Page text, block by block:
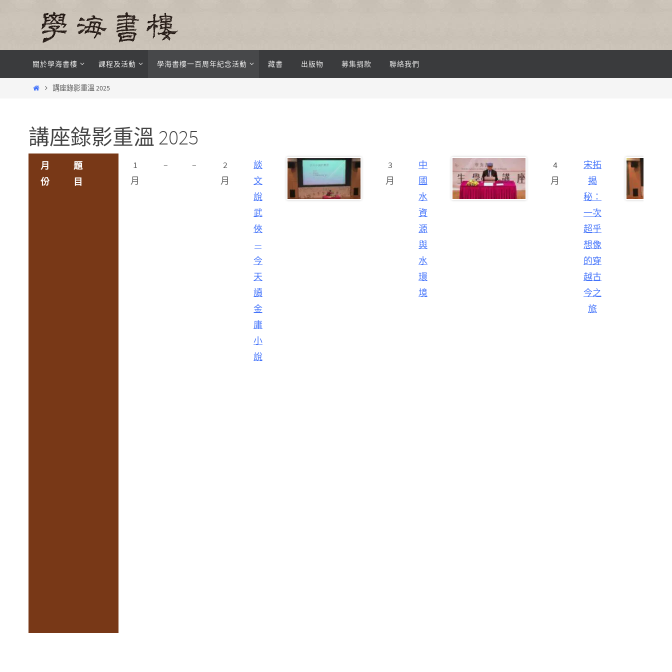
content
關於學海書樓 課程及活動 學海書樓一百周年紀念活動 藏書 出版物 募集捐款 聯絡我們
Home講座錄影重溫 2025
講座錄影重溫 2025
月
份
題
目
1
月
– –
2
月
談
文
說
武
俠
—
今
天
讀
金
庸
小
說
3
月
中
國
水
資
源
與
水
環
境
4
月
宋拓
揭
秘：
一次
超乎
想像
的穿
越古
今之
旅